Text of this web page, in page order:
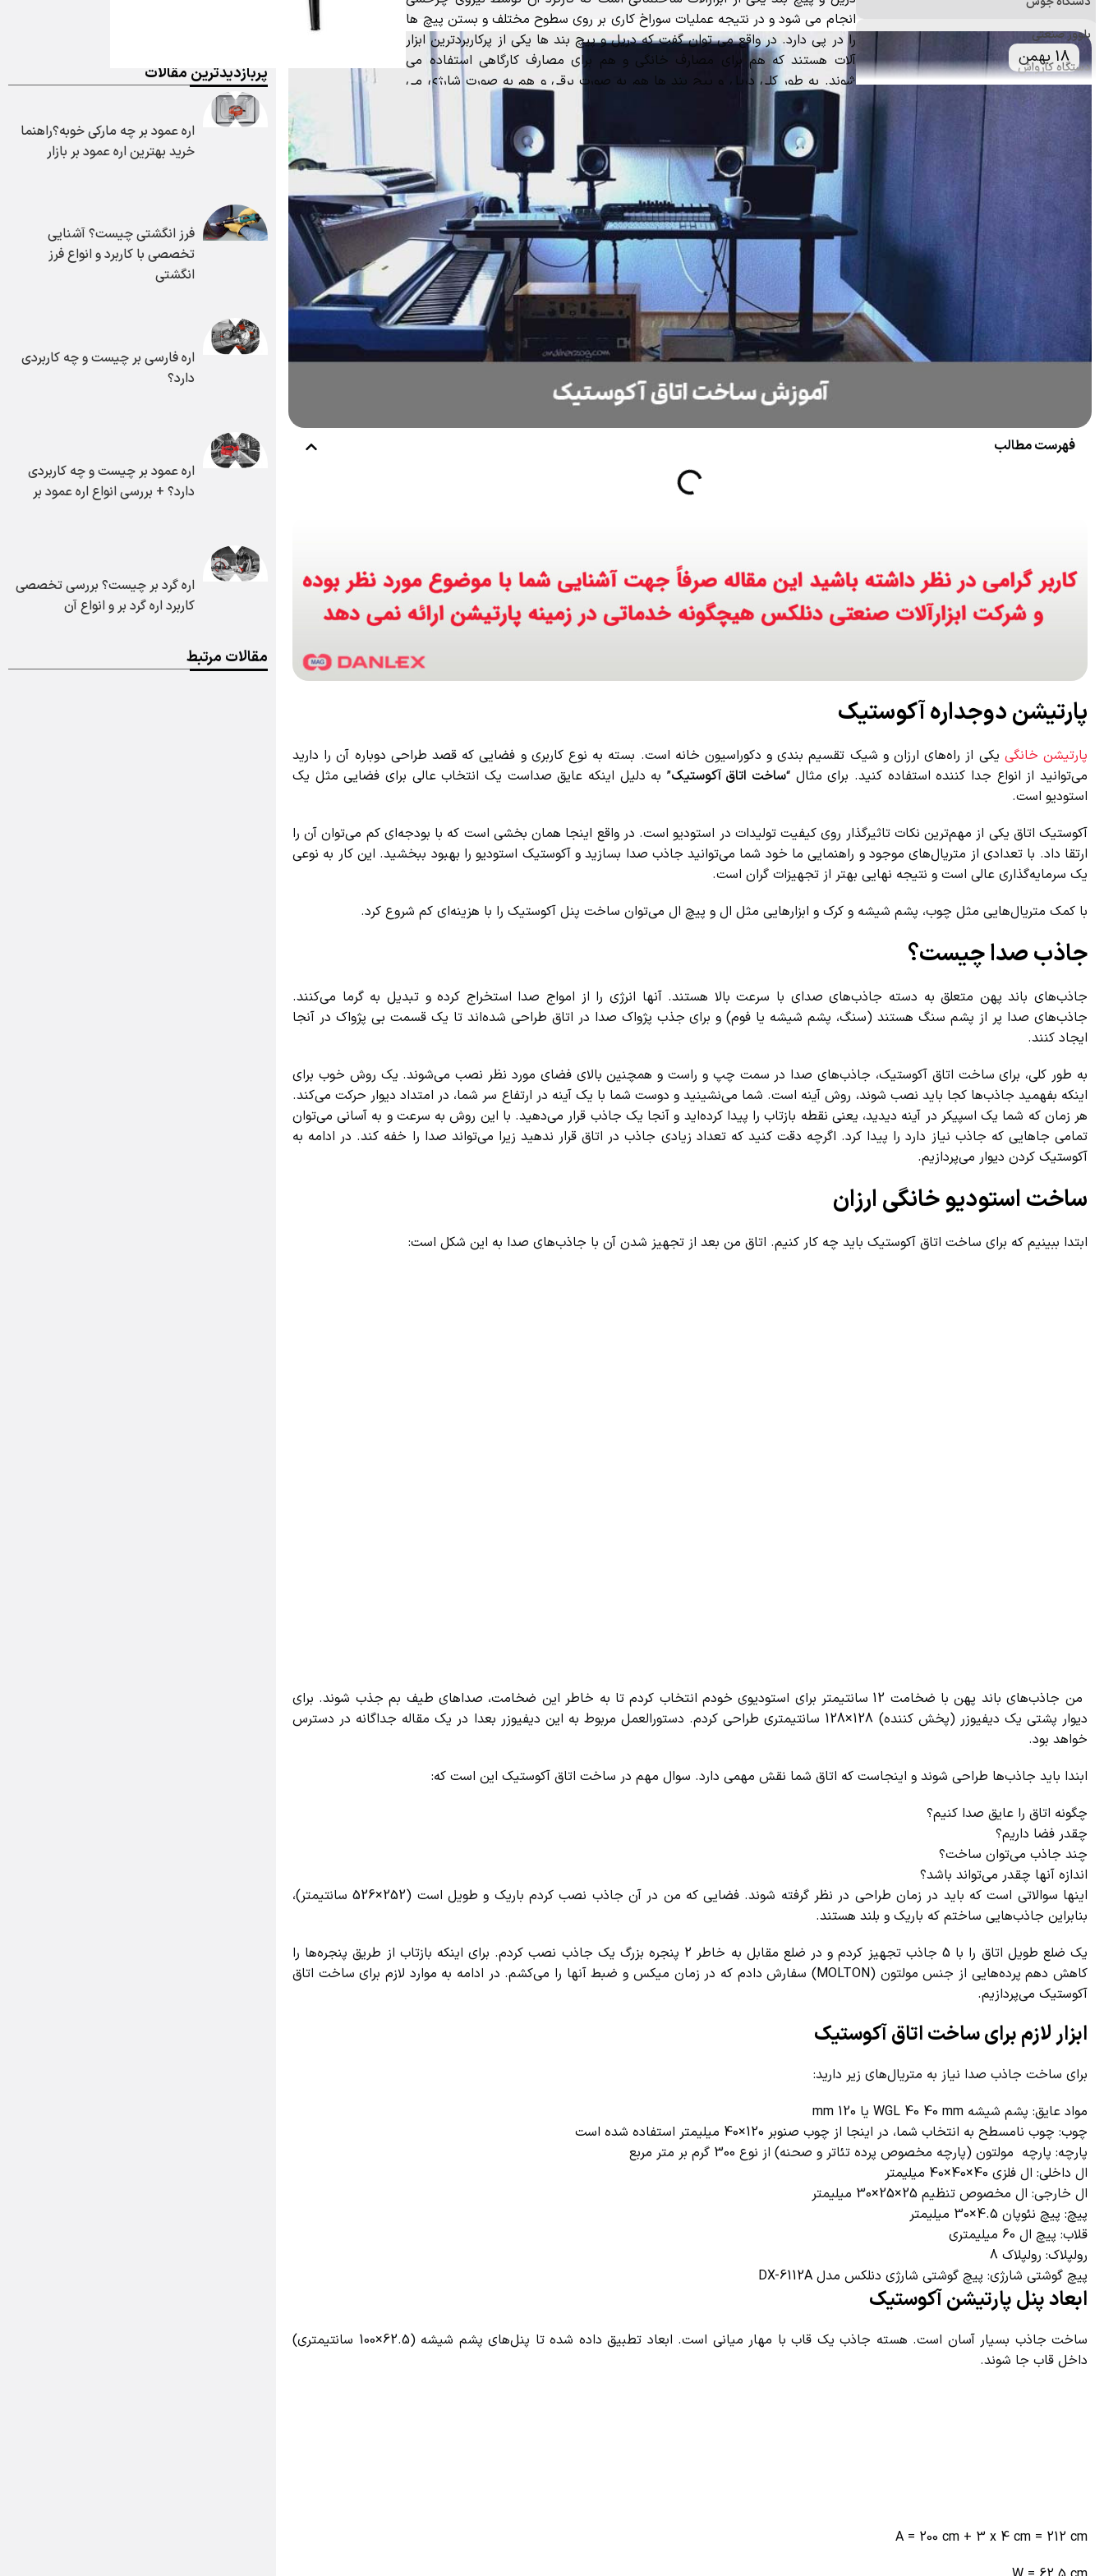
بلوور صنعتی
دستگاه کارواش
دستگاه پولیش
علف زن
اره برقی (زنجیری)
انجام می شود و در نتیجه عملیات سوراخ کاری بر روی سطوح مختلف و بستن پیچ ها
را در پی دارد. در واقع می توان گفت که دریل و پیچ بند ها یکی از پرکاربردترین ابزار
آلات هستند که هم برای مصارف خانگی و هم برای مصارف کارگاهی استفاده می
شوند. به طور کلی دریل و پیچ بند ها هم به صورت برقی و هم به صورت شارژی می
باشند.
فهرست مطالب
پارتیشن دوجداره آکوستیک
پارتیشن خانگییکی از راه‌های ارزان و شیک تقسیم بندی و دکوراسیون خانه است. بسته به نوع کاربری و فضایی که قصد طراحی دوباره آن را دارید
می‌توانید از انواع جدا کننده استفاده کنید. برای مثال “ ساخت اتاق آکوستیک” به دلیل اینکه عایق صداست یک انتخاب عالی برای فضایی مثل یک
استودیو است.
آکوستیک اتاق یکی از مهم‌ترین نکات تاثیرگذار روی کیفیت تولیدات در استودیو است. در واقع اینجا همان بخشی است که با بودجه‌ای کم می‌توان آن را
ارتقا داد. با تعدادی از متریال‌های موجود و راهنمایی ما خود شما می‌توانید جاذب صدا بسازید و آکوستیک استودیو را بهبود ببخشید. این کار به نوعی
یک سرمایه‌گذاری عالی است و نتیجه نهایی بهتر از تجهیزات گران است.
با کمک متریال‌هایی مثل چوب، پشم شیشه و کرک و ابزارهایی مثل ال و پیچ ال می‌توان ساخت پنل آکوستیک را با هزینه‌ای کم شروع کرد.
جاذب صدا چیست؟
جاذب‌های باند پهن متعلق به دسته جاذب‌های صدای با سرعت بالا هستند. آنها انرژی را از امواج صدا استخراج کرده و تبدیل به گرما می‌کنند.
جاذب‌های صدا پر از پشم سنگ هستند (سنگ، پشم شیشه یا فوم) و برای جذب پژواک صدا در اتاق طراحی شده‌اند تا یک قسمت بی پژواک در آنجا
ایجاد کنند.
به طور کلی، برای ساخت اتاق آکوستیک، جاذب‌های صدا در سمت چپ و راست و همچنین بالای فضای مورد نظر نصب می‌شوند. یک روش خوب برای
اینکه بفهمید جاذب‌ها کجا باید نصب شوند، روش آینه است. شما می‌نشینید و دوست شما با یک آینه در ارتفاع سر شما، در امتداد دیوار حرکت می‌کند.
هر زمان که شما یک اسپیکر در آینه دیدید، یعنی نقطه بازتاب را پیدا کرده‌اید و آنجا یک جاذب قرار می‌دهید. با این روش به سرعت و به آسانی می‌توان
تمامی جاهایی که جاذب نیاز دارد را پیدا کرد. اگرچه دقت کنید که تعداد زیادی جاذب در اتاق قرار ندهید زیرا می‌تواند صدا را خفه کند. در ادامه به
آکوستیک کردن دیوار می‌پردازیم.
ساخت استودیو خانگی ارزان
ابتدا ببینیم که برای ساخت اتاق آکوستیک باید چه کار کنیم. اتاق من بعد از تجهیز شدن آن با جاذب‌های صدا به این شکل است:
من جاذب‌های باند پهن با ضخامت 12 سانتیمتر برای استودیوی خودم انتخاب کردم تا به خاطر این ضخامت، صداهای طیف بم جذب شوند. برای
دیوار پشتی یک دیفیوزر (پخش کننده) 128×128 سانتیمتری طراحی کردم. دستورالعمل مربوط به این دیفیوزر بعدا در یک مقاله جداگانه در دسترس
خواهد بود.
ابندا باید جاذب‌ها طراحی شوند و اینجاست که اتاق شما نقش مهمی دارد. سوال مهم در ساخت اتاق آکوستیک این است که:
چگونه اتاق را عایق صدا کنیم؟
چقدر فضا داریم؟
چند جاذب می‌توان ساخت؟
اندازه آنها چقدر می‌تواند باشد؟
اینها سوالاتی است که باید در زمان طراحی در نظر گرفته شوند. فضایی که من در آن جاذب نصب کردم باریک و طویل است (252×526 سانتیمتر)،
بنابراین جاذب‌هایی ساختم که باریک و بلند هستند.
یک ضلع طویل اتاق را با 5 جاذب تجهیز کردم و در ضلع مقابل به خاطر 2 پنجره بزرگ یک جاذب نصب کردم. برای اینکه بازتاب از طریق پنجره‌ها را
کاهش دهم پرده‌هایی از جنس مولتون (MOLTON) سفارش دادم که در زمان میکس و ضبط آنها را می‌کشم. در ادامه به موارد لازم برای ساخت اتاق
آکوستیک می‌پردازیم.
ابزار لازم برای ساخت اتاق آکوستیک
برای ساخت جاذب صدا نیاز به متریال‌های زیر دارید:
مواد عایق: پشم شیشه WGL 40 40 mm یا 120 mm
چوب: چوب نامسطح به انتخاب شما، در اینجا از چوب صنوبر 120×40 میلیمتر استفاده شده است
پارچه: پارچه مولتون (پارچه مخصوص پرده تئاتر و صحنه) از نوع 300 گرم بر متر مربع
ال داخلی: ال فلزی 40×40×40 میلیمتر
ال خارجی: ال مخصوص تنظیم 25×25×30 میلیمتر
پیچ: پیچ نئوپان 4.5×30 میلیمتر
قلاب: پیچ ال 60 میلیمتری
رولپلاک: رولپلاک 8
پیچ گوشتی شارژی: پیچ گوشتی شارژی دنلکس مدل DX-6112A
ابعاد پنل پارتیشن آکوستیک
ساخت جاذب بسیار آسان است. هسته جاذب یک قاب با مهار میانی است. ابعاد تطبیق داده شده تا پنل‌های پشم شیشه (62.5×100 سانتیمتری)
داخل قاب جا شوند.
A = 200 cm + 3 x 4 cm = 212 cm
18 بهمن
پربازدیدترین مقالات
اره عمود بر چه مارکی خوبه؟راهنما
خرید بهترین اره عمود بر بازار
فرز انگشتی چیست؟ آشنایی
تخصصی با کاربرد و انواع فرز
انگشتی
اره فارسی بر چیست و چه کاربردی
دارد؟
اره عمود بر چیست و چه کاربردی
دارد؟ + بررسی انواع اره عمود بر
اره گرد بر چیست؟ بررسی تخصصی
کاربرد اره گرد بر و انواع آن
مقالات مرتبط